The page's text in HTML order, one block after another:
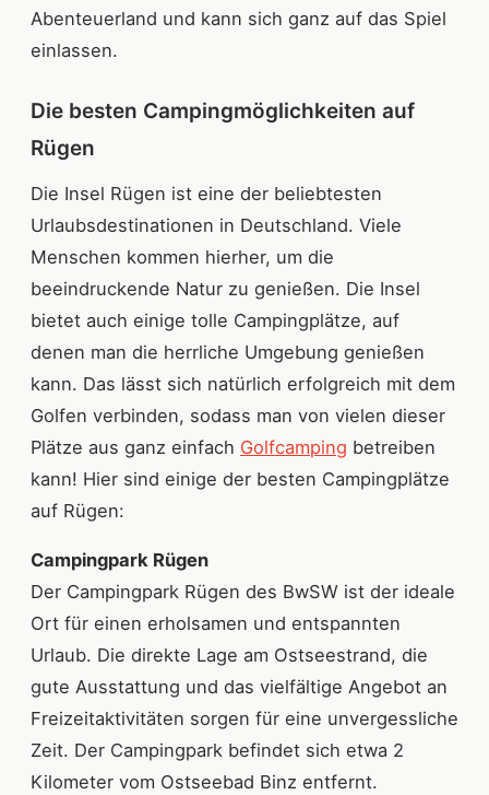
Abenteuerland und kann sich ganz auf das Spiel
einlassen.
Die besten Campingmöglichkeiten auf
Rügen
Die Insel Rügen ist eine der beliebtesten
Urlaubsdestinationen in Deutschland. Viele
Menschen kommen hierher, um die
beeindruckende Natur zu genießen. Die Insel
bietet auch einige tolle Campingplätze, auf
denen man die herrliche Umgebung genießen
kann. Das lässt sich natürlich erfolgreich mit dem
Golfen verbinden, sodass man von vielen dieser
Plätze aus ganz einfach Golfcamping betreiben
kann! Hier sind einige der besten Campingplätze
auf Rügen:
Campingpark Rügen
Der Campingpark Rügen des BwSW ist der ideale
Ort für einen erholsamen und entspannten
Urlaub. Die direkte Lage am Ostseestrand, die
gute Ausstattung und das vielfältige Angebot an
Freizeitaktivitäten sorgen für eine unvergessliche
Zeit. Der Campingpark befindet sich etwa 2
Kilometer vom Ostseebad Binz entfernt.